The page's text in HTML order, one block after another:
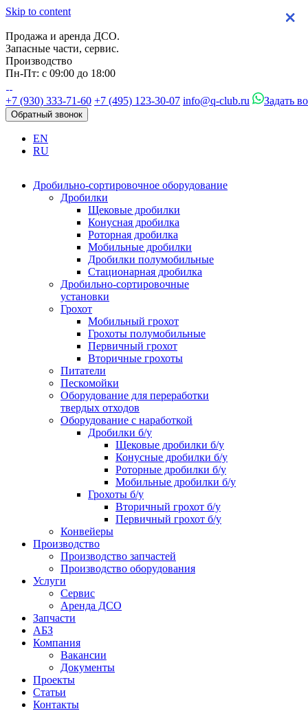
Skip to content
Продажа и аренда ДСО.
Запасные части, сервис.
Производство
Пн-Пт: с 09:00 до 18:00
+7 (930) 333-71-60 +7 (495) 123-30-07 info@q-club.ru Задать
Обратный звонок
EN
RU
Дробильно-сортировочное оборудование
Дробилки
Щековые дробилки
Конусная дробилка
Роторная дробилка
Мобильные дробилки
Дробилки полумобильные
Стационарная дробилка
Дробильно-сортировочные
установки
Грохот
Мобильный грохот
Грохоты полумобильные
Первичный грохот
Вторичные грохоты
Питатели
Пескомойки
Оборудование для переработки
твердых отходов
Оборудование с наработкой
Дробилки б/у
Щековые дробилки б/у
Конусные дробилки б/у
Роторные дробилки б/у
Мобильные дробилки б/у
Грохоты б/у
Вторичный грохот б/у
Первичный грохот б/у
Конвейеры
Производство
Производство запчастей
Производство оборудования
Услуги
Сервис
Аренда ДСО
Запчасти
АБЗ
Компания
Вакансии
Документы
Проекты
Статьи
Контакты
×
×
×
×